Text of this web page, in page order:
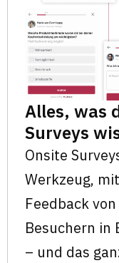
Alles, was
Surveys
Onsite
Werkzeug,
Feedback
Besuchern in
– und das